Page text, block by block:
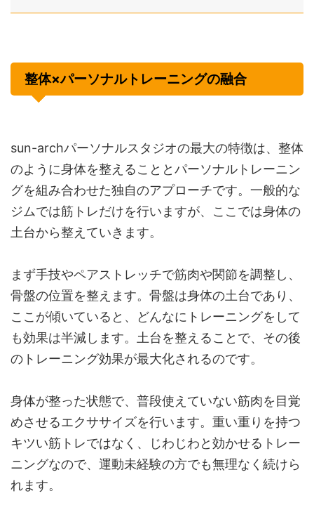
整体×パーソナルトレーニングの融合
sun-archパーソナルスタジオの最大の特徴は、整体
のように身体を整えることとパーソナルトレーニン
グを組み合わせた独自のアプローチです。一般的な
ジムでは筋トレだけを行いますが、ここでは身体の
土台から整えていきます。
まず手技やペアストレッチで筋肉や関節を調整し、
骨盤の位置を整えます。骨盤は身体の土台であり、
ここが傾いていると、どんなにトレーニングをして
も効果は半減します。土台を整えることで、その後
のトレーニング効果が最大化されるのです。
身体が整った状態で、普段使えていない筋肉を目覚
めさせるエクササイズを行います。重い重りを持つ
キツい筋トレではなく、じわじわと効かせるトレー
ニングなので、運動未経験の方でも無理なく続けら
れます。